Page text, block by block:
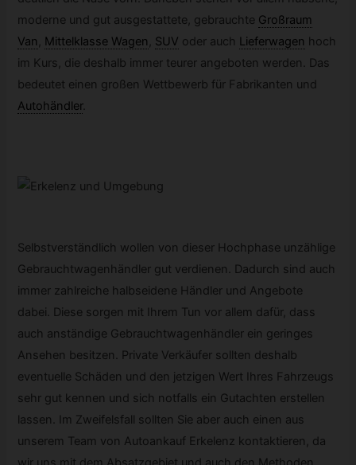
moderne und gut ausgestattete, gebrauchte Großraum
Van , Mittelklasse Wagen , SUV oder auch Lieferwagen hoch
im Kurs, die deshalb immer teurer angeboten werden. Das
bedeutet einen großen Wettbewerb für Fabrikanten und
Autohändler.
Selbstverständlich wollen von dieser Hochphase unzählige
Gebrauchtwagenhändler gut verdienen. Dadurch sind auch
immer zahlreiche halbseidene Händler und Angebote
dabei. Diese sorgen mit Ihrem Tun vor allem dafür, dass
auch anständige Gebrauchtwagenhändler ein geringes
Ansehen besitzen. Private Verkäufer sollten deshalb
eventuelle Schäden und den jetzigen Wert Ihres Fahrzeugs
sehr gut kennen und sich notfalls ein Gutachten erstellen
lassen. Im Zweifelsfall sollten Sie aber auch einen aus
unserem Team von Autoankauf Erkelenz kontaktieren, da